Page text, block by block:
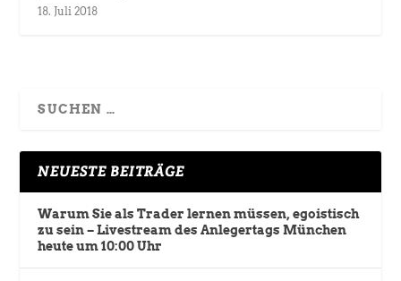
18. Juli 2018
NEUESTE BEITRÄGE
Warum Sie als Trader lernen müssen, egoistisch
zu sein – Livestream des Anlegertags München
heute um 10:00 Uhr